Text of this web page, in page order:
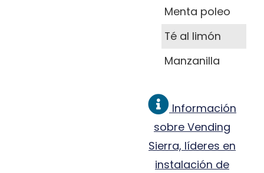
Menta poleo
Té al limón
Manzanilla
Información
sobre Vending
Sierra, líderes en
instalación de